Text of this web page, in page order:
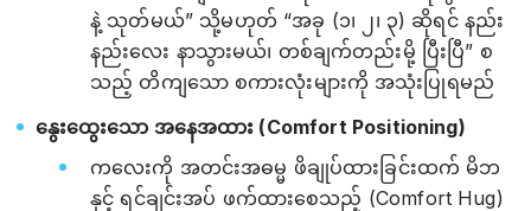
နဲ့ သုတ်မယ်” သို့မဟုတ် “အခု (၁၊ ၂၊ ၃) ဆိုရင် နည်း
နည်းလေး နာသွားမယ်၊ တစ်ချက်တည်းမို့ ပြီးပြီ” စ
သည့် တိကျသော စကားလုံးများကို အသုံးပြုရမည်
နွေးထွေးသော အနေအထား (Comfort Positioning)
ကလေးကို အတင်းအဓမ္မ ဖိချုပ်ထားခြင်းထက် မိဘ
နှင့် ရင်ချင်းအပ် ဖက်ထားစေသည့် (Comfort Hug)